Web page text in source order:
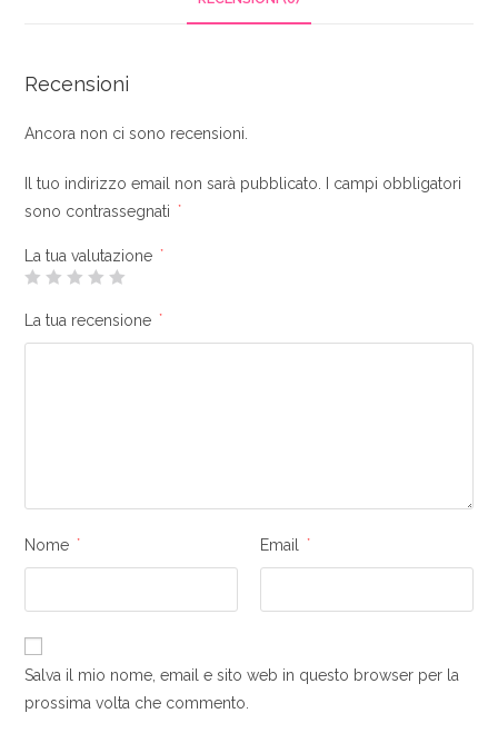
Grandi
Rekordbox
Serato
DJ
quantità
Recensioni
Ancora non ci sono recensioni.
Il tuo indirizzo email non sarà pubblicato. I campi obbligatori
sono contrassegnati
*
La tua valutazione *
La tua recensione *
Nome * Email *
Salva il mio nome, email e sito web in questo browser per la
prossima volta che commento.